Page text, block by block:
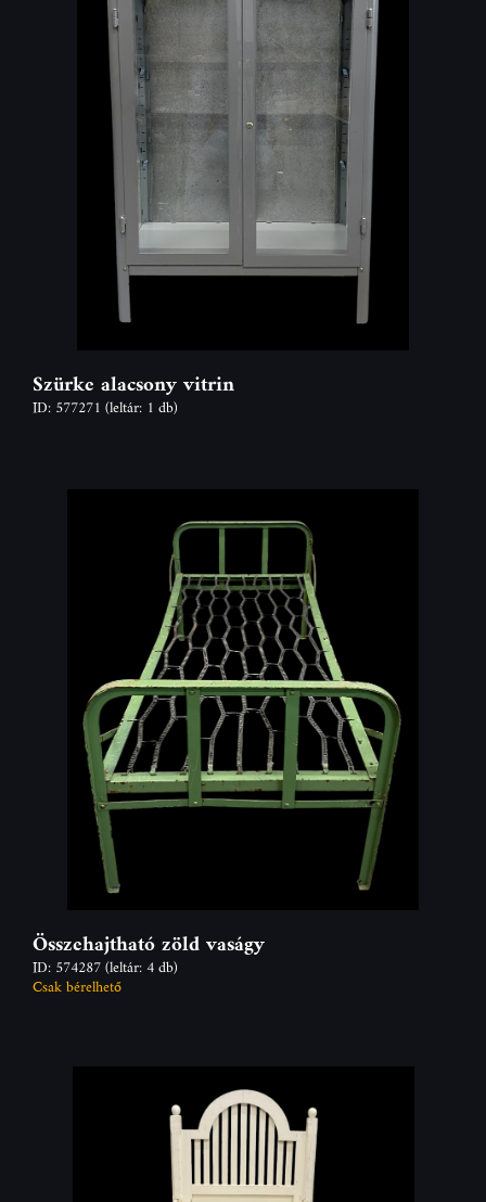
Szürke alacsony vitrin
ID: 577271 (leltár: 1 db)
Összehajtható zöld vaságy
ID: 574287(leltár: 4 db)
Csak bérelhető